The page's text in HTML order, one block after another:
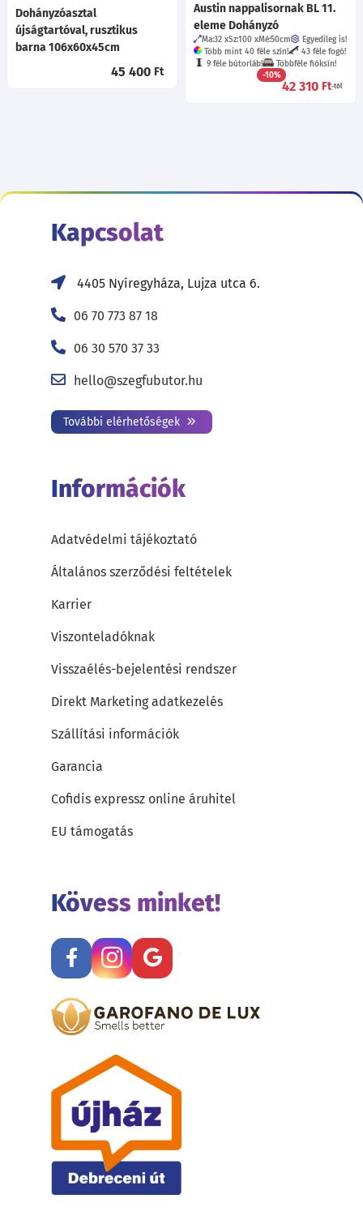
Austin nappalisornak BL 11.
eleme Dohányzó
Ma:32 Sz:100 Mé:50cm
Egyedileg is!
Több mint 40 féle szín!
43 féle fogó!
9 féle bútorláb!
Többféle fióksín!
-10%
42 310 Ft-tól
Dohányzóasztal
újságtartóval, rusztikus
barna 106x60x45cm
45 400 Ft
Kapcsolat
4405 Nyíregyháza, Lujza utca 6.
06 70 773 87 18
06 30 570 37 33
hello@szegfubutor.hu
További elérhetőségek
Információk
Adatvédelmi tájékoztató
Általános szerződési feltételek
Karrier
Viszonteladóknak
Visszaélés-bejelentési rendszer
Direkt Marketing adatkezelés
Szállítási információk
Garancia
Cofidis expressz online áruhitel
EU támogatás
Kövess minket!